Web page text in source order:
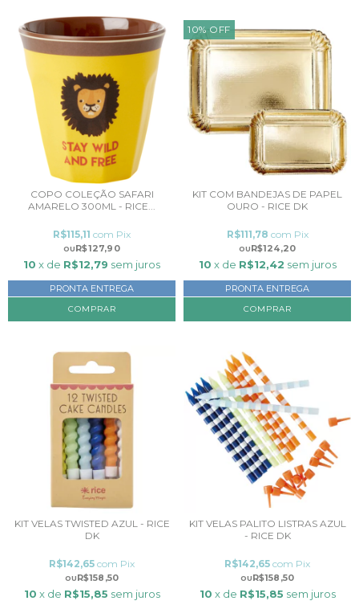
COPO COLEÇÃO SAFARI
AMARELO 300ML - RICE...
R$127,90
R$115,11 com Pix
10 x de R$12,79 sem juros
PRONTA ENTREGA
COMPRAR
10% OFF
KIT COM BANDEJAS DE PAPEL
OURO - RICE DK
R$124,20
R$111,78 com Pix
10 x de R$12,42 sem juros
PRONTA ENTREGA
COMPRAR
KIT VELAS TWISTED AZUL - RICE
DK
R$158,50
R$142,65 com Pix
10 x de R$15,85 sem juros
KIT VELAS PALITO LISTRAS AZUL
- RICE DK
R$158,50
R$142,65 com Pix
10 x de R$15,85 sem juros